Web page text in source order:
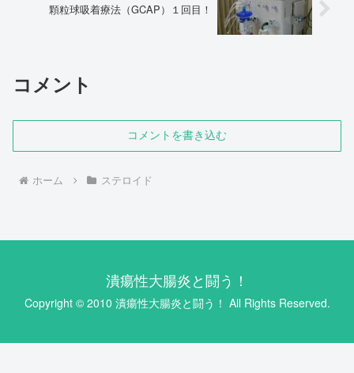
顆粒球吸着療法（GCAP）１回目！
コメント
コメントを書き込む
ホーム ステロイド
潰瘍性大腸炎と闘う！
Copyright © 2010 潰瘍性大腸炎と闘う！ All Rights Reserved.